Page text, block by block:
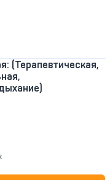
(Терапевтическая,